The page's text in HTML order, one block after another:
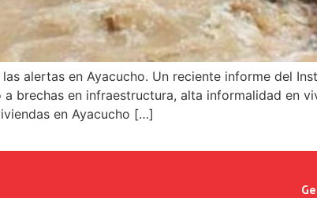
alertas en Ayacucho. Un reciente informe del
brechas en infraestructura, alta informalidad en
en Ayacucho […]